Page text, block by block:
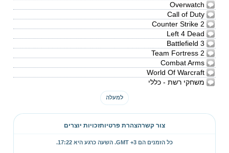
Overwatch
Call of Duty
Counter Strike 2
Left 4 Dead
Battlefield 3
Team Fortress 2
Combat Arms
World Of Warcraft
משחקי רשת - כללי
למעלה
צור קשרהצהרת פרטיותזכויות יוצרים
כל הזמנים הם GMT +3. השעה כרגע היא 17:22
.